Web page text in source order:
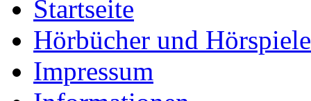
Startseite
Hörbücher und Hörspiele
Impressum